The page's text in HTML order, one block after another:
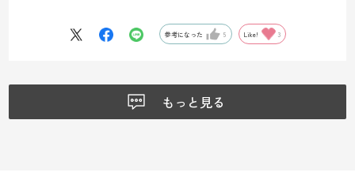
付かず寒くない！不快じゃない！
ブラ部分もカパカパするタイプのカップではないので着け心地も凄く
参考になった 5 Like! 3
もっと見る